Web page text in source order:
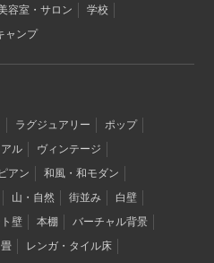
容室・サロン
学校
ャンプ
ラグジュアリー
ポップ
ル
ヴィンテージ
アン
和風・和モダン
山・自然 街並み
白壁
壁 本棚
バーチャル背景
畳
レンガ・タイル床